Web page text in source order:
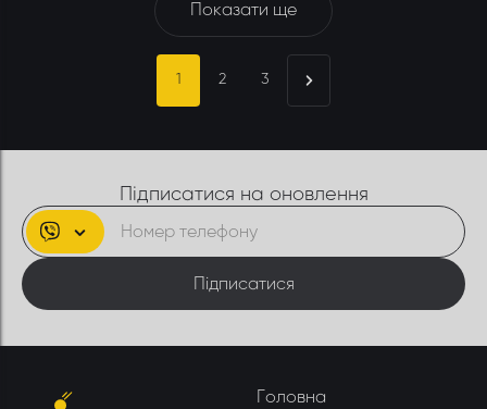
Показати ще
1 2 3
Підписатися на оновлення
Підписатися
Головна